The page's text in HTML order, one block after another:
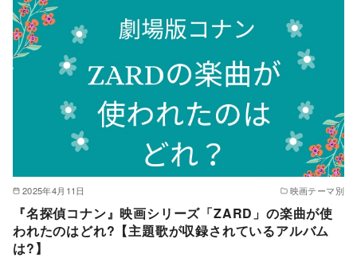
2025年4月11日 映画テーマ別
『名探偵コナン』映画シリーズ「ZARD」の楽曲が使
われたのはどれ?【主題歌が収録されているアルバム
は?】